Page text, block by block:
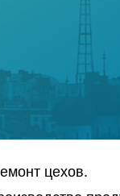
цехов.